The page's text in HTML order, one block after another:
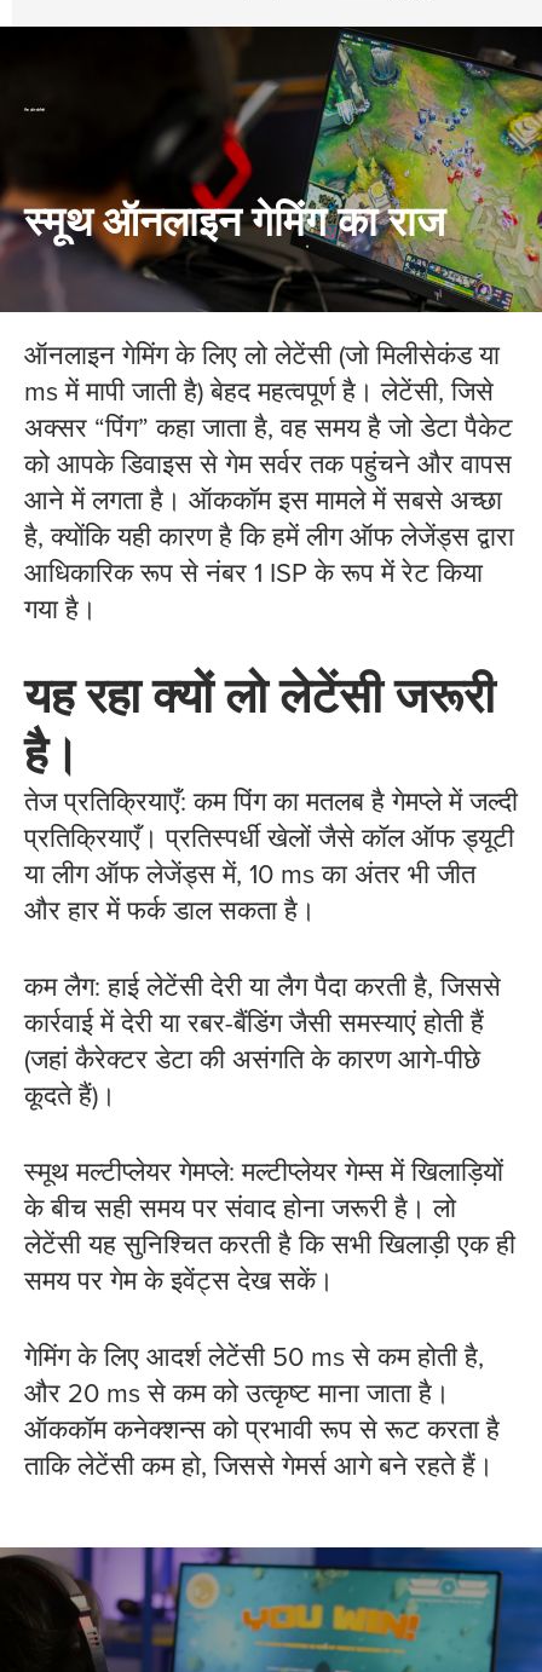
पिंग और लेटेंसी
स्मूथ ऑनलाइन गेमिंग का राज
ऑनलाइन गेमिंग के लिए लो लेटेंसी (जो मिलीसेकंड या
ms में मापी जाती है) बेहद महत्वपूर्ण है। लेटेंसी, जिसे
अक्सर “पिंग” कहा जाता है, वह समय है जो डेटा पैकेट
को आपके डिवाइस से गेम सर्वर तक पहुंचने और वापस
आने में लगता है। ऑककॉम इस मामले में सबसे अच्छा
है, क्योंकि यही कारण है कि हमें लीग ऑफ लेजेंड्स द्वारा
आधिकारिक रूप से नंबर 1 ISP के रूप में रेट किया
गया है।
यह रहा क्यों लो लेटेंसी जरूरी
है।
तेज प्रतिक्रियाएँ: कम पिंग का मतलब है गेमप्ले में जल्दी
प्रतिक्रियाएँ। प्रतिस्पर्धी खेलों जैसे कॉल ऑफ ड्यूटी
या लीग ऑफ लेजेंड्स में, 10 ms का अंतर भी जीत
और हार में फर्क डाल सकता है।
कम लैग: हाई लेटेंसी देरी या लैग पैदा करती है, जिससे
कार्रवाई में देरी या रबर-बैंडिंग जैसी समस्याएं होती हैं
(जहां कैरेक्टर डेटा की असंगति के कारण आगे-पीछे
कूदते हैं)।
स्मूथ मल्टीप्लेयर गेमप्ले: मल्टीप्लेयर गेम्स में खिलाड़ियों
के बीच सही समय पर संवाद होना जरूरी है। लो
लेटेंसी यह सुनिश्चित करती है कि सभी खिलाड़ी एक ही
समय पर गेम के इवेंट्स देख सकें।
गेमिंग के लिए आदर्श लेटेंसी 50 ms से कम होती है,
और 20 ms से कम को उत्कृष्ट माना जाता है।
ऑककॉम कनेक्शन्स को प्रभावी रूप से रूट करता है
ताकि लेटेंसी कम हो, जिससे गेमर्स आगे बने रहते हैं।